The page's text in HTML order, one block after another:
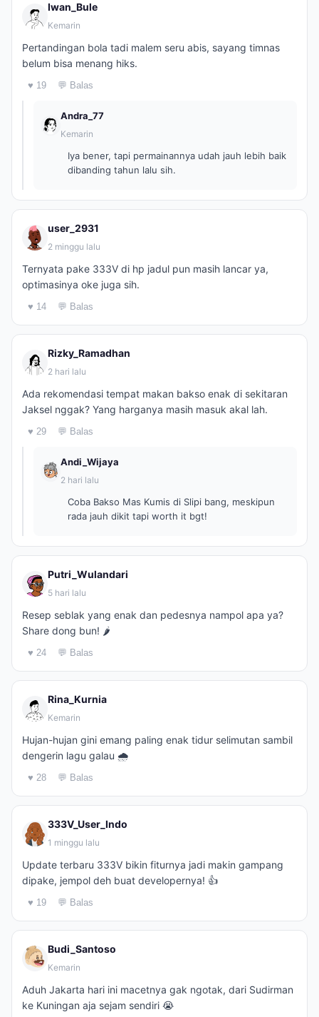
Iwan_Bule
Kemarin
Pertandingan bola tadi malem seru abis, sayang timnas
belum bisa menang hiks.
♥ 19 💬 Balas
Andra_77
Kemarin
Iya bener, tapi permainannya udah jauh lebih baik
dibanding tahun lalu sih.
user_2931
2 minggu lalu
Ternyata pake 333V di hp jadul pun masih lancar ya,
optimasinya oke juga sih.
♥ 14 💬 Balas
Rizky_Ramadhan
2 hari lalu
Ada rekomendasi tempat makan bakso enak di sekitaran
Jaksel nggak? Yang harganya masih masuk akal lah.
♥ 29 💬 Balas
Andi_Wijaya
2 hari lalu
Coba Bakso Mas Kumis di Slipi bang, meskipun
rada jauh dikit tapi worth it bgt!
Putri_Wulandari
5 hari lalu
Resep seblak yang enak dan pedesnya nampol apa ya?
Share dong bun! 🌶️
♥ 24 💬 Balas
Rina_Kurnia
Kemarin
Hujan-hujan gini emang paling enak tidur selimutan sambil
dengerin lagu galau 🌧️
♥ 28 💬 Balas
333V_User_Indo
1 minggu lalu
Update terbaru 333V bikin fiturnya jadi makin gampang
dipake, jempol deh buat developernya! 👍
♥ 19 💬 Balas
Budi_Santoso
Kemarin
Aduh Jakarta hari ini macetnya gak ngotak, dari Sudirman
ke Kuningan aja sejam sendiri 😭